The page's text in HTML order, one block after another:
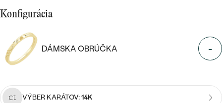
LUXUSNÉ
LAB GROWN DIAMANT
MOISSANIT
FAREBNÝ DIAMANT
STRIEBORNÉ
PLATINOVÉ
S DIAMANTMI
S PERLAMI
PODĽA CENY
CENOVO DOSTUPNÉ
LUXUSNÉ
S DIAMANTMI
S DRAHOKAMAMI
PODĽA CENY
S DRAHOKAMAMI
S PERLAMI
PODĽA CENY
CENOVO DOSTUPNÉ
Konfigurácia
DÁMSKA OBRÚČKA -
VÝBER KARÁTOV:14K